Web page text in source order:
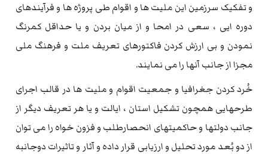
و تفکیک سرزمین این ملیت ها و اقوام طی پروژه ها و فرآیندهای
دوره ایی ، سعی در امحا و از میان بردن و یا حداقل کمرنگ
نمودن و بی ارزش کردن فاکتورهای تعریف ملت و فرهنگ ملی
مجزا از جانب آنها را می نمایند.
خُرد کردن جغرافیا و جمعیت اقوام و ملیت ها در قالب اجرای
طرحهایی همچون تشکیل استان ، ایالت و یا هر تعریف دیگر از
جانب دولتها و حاکمیتهای انحصارطلب و فزون خواه را می توان
از دو بُعد مورد تحلیل و ارزیابی قرار داده و آثار و تاثیرات دوجانبه